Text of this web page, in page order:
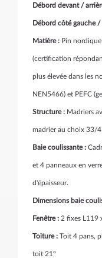
Débord devant /
Débord côté gauche
Matière : Pin
(certification
plus élevée dans les
NEN5466) et PEFC
Structure : Madriers
madrier au choix 33/
Baie coulissante :
et 4 panneaux en
d'épaisseur.
Dimensions baie
Fenêtre : 2 fixes L119
Toiture : Toit 4 pans,
toit 21°